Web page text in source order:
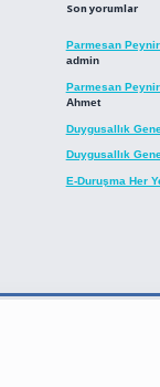
Son yorumlar
Parmesan
admin
Parmesan
Ahmet
Duygusallık
Duygusallık
E-Duruşma Her